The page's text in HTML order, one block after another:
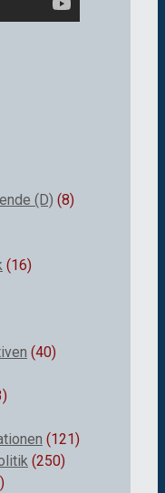
(D) (8)
(16)
(40)
(121)
(250)